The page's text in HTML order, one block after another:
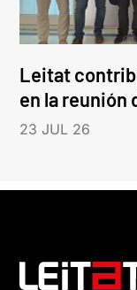
Leitat
en la reunión
23 JUL 26